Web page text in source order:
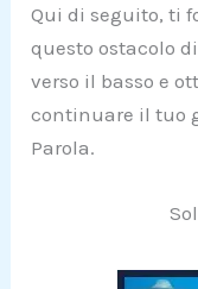
Qui di seguito, ti
questo ostacolo
verso il basso e
continuare il tuo
Parola.